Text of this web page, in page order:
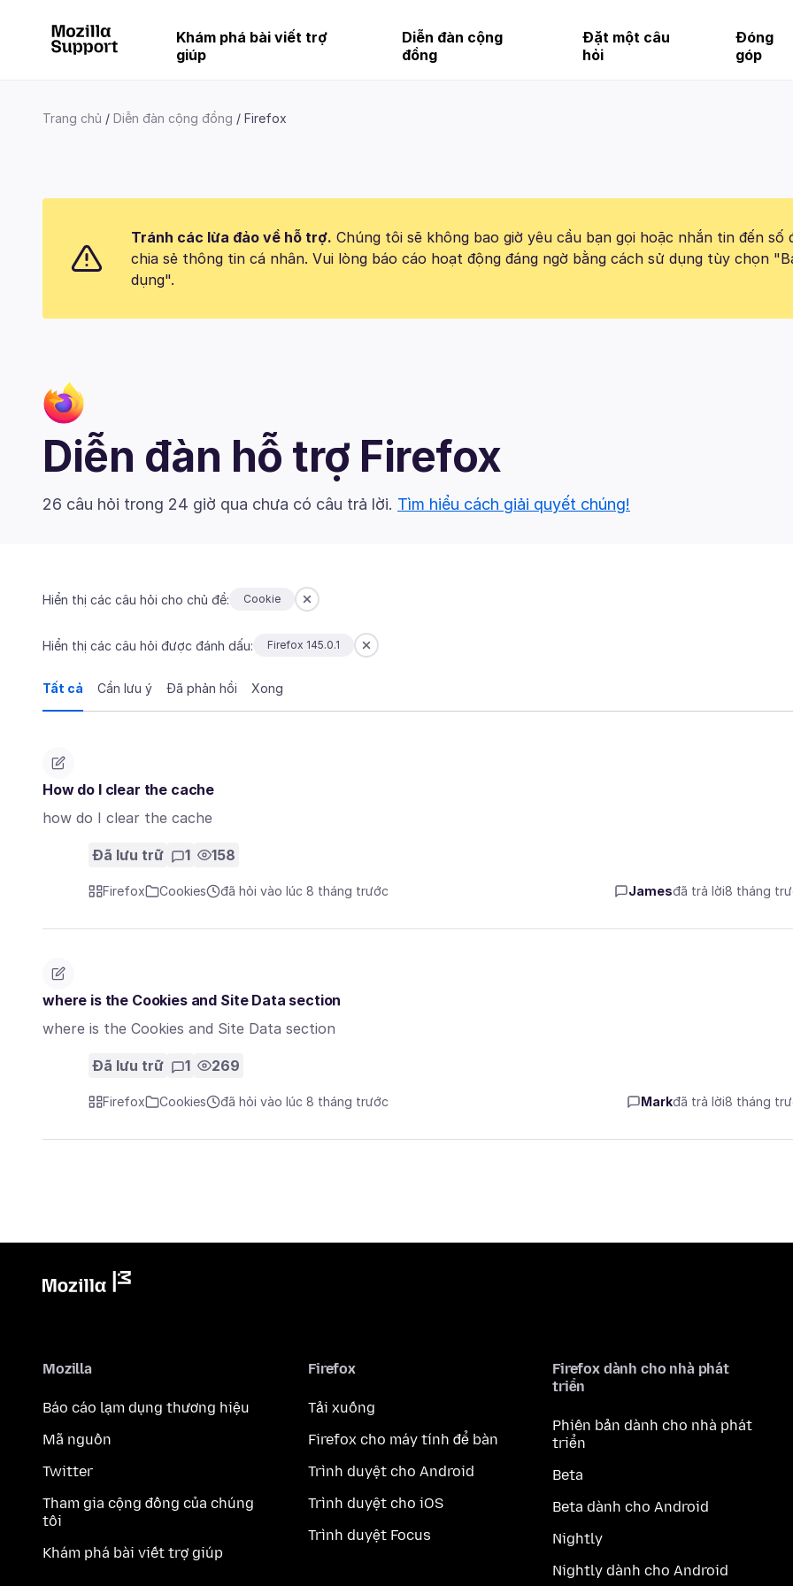
Khám phá bài viết trợ
giúp
Diễn đàn cộng
đồng
Đặt một câu
hỏi
Đóng
góp
Trang chủ Diễn đàn cộng đồng Firefox
Tránh các lừa đảo về hỗ trợ. Chúng tôi sẽ không bao giờ yêu cầu bạn gọi hoặc nhắn tin đến số
chia sẻ thông tin cá nhân. Vui lòng báo cáo hoạt động đáng ngờ bằng cách sử dụng tùy chọn
dụng".
Diễn đàn hỗ trợ Firefox
26 câu hỏi trong 24 giờ qua chưa có câu trả lời. Tìm hiểu cách giải quyết chúng!
Hiển thị các câu hỏi cho chủ đề: Cookie
Hiển thị các câu hỏi được đánh dấu: Firefox 145.0.1
Tất cả Cần lưu ý Đã phản hồi Xong
How do I clear the cache
how do I clear the cache
Đã lưu trữ 1 158
Firefox Cookies đã hỏi vào lúc 8 tháng trước Jamesđã trả lời8 tháng
where is the Cookies and Site Data section
where is the Cookies and Site Data section
Đã lưu trữ 1 269
Firefox Cookies đã hỏi vào lúc 8 tháng trước Markđã trả lời8 tháng
Mozilla
Báo cáo lạm dụng thương hiệu
Mã nguồn
Twitter
Tham gia cộng đồng của chúng
tôi
Khám phá bài viết trợ giúp
Firefox
Tải xuống
Firefox cho máy tính để bàn
Trình duyệt cho Android
Trình duyệt cho iOS
Trình duyệt Focus
Firefox dành cho nhà phát
triển
Phiên bản dành cho nhà phát
triển
Beta
Beta dành cho Android
Nightly
Nightly dành cho Android